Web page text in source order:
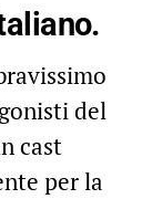
del
cast
per la